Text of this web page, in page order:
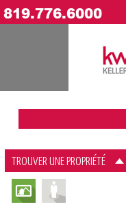
819.776.6000
TROUVER UNE PROPRIÉTÉ